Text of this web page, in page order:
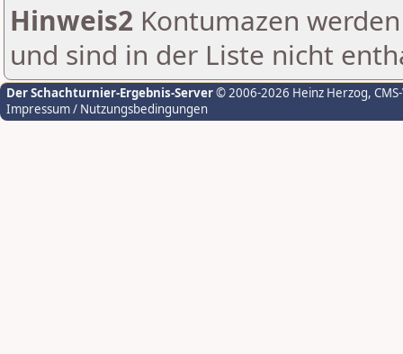
Hinweis2 Kontumazen
und sind in der Liste nicht
Der Schachturnier-Ergebnis-Server© 2006-2026 Heinz Herzog,
Impressum / Nutzungsbedingungen